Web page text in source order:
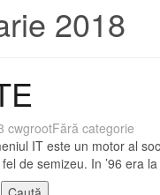
2018
cwgrootFără categorie
IT este un motor al
de semizeu. In ’96